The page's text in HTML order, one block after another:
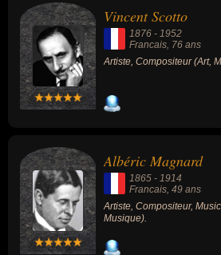
Vincent Scotto
1876 - 1952
Francais, 76 ans
Artiste, Compositeur (Art,
Albéric Magnard
1865 - 1914
Francais , 49 ans
Artiste, Compositeur,
Musique).